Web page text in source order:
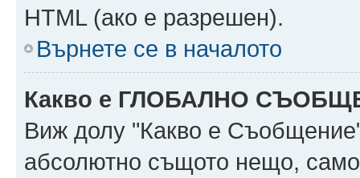
HTML (ако е разрешен).
Върнете се в началото
Какво е ГЛОБАЛНО
Виж долу "Какво е
абсолютно същото нещо,